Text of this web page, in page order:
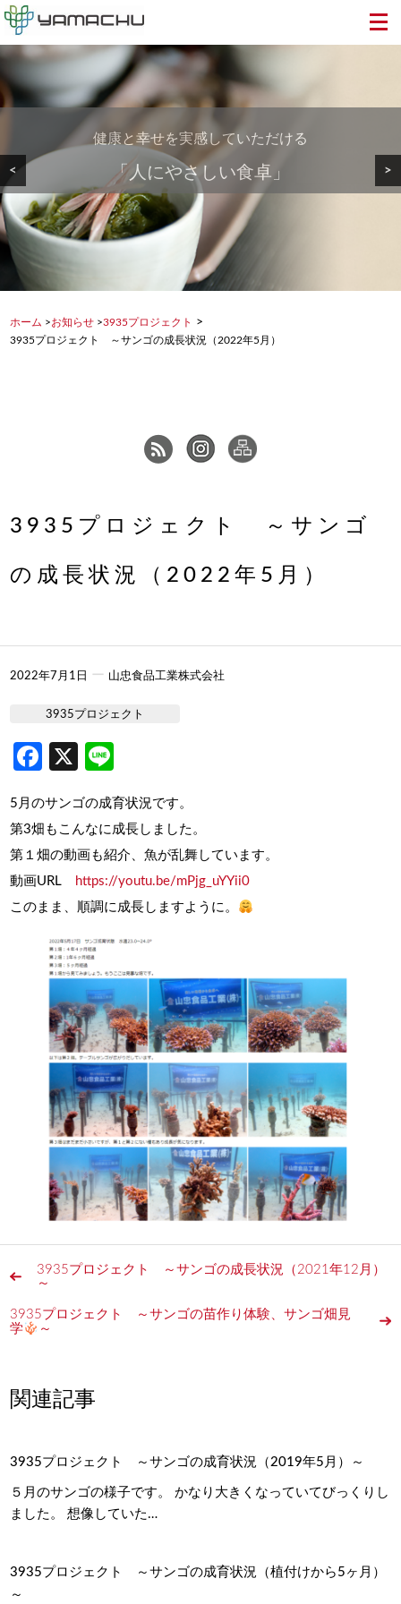
健康と幸せを実感していただける
「人にやさしい食卓」
美しい地球から食卓へ・・・
健康を支える食品を
安心・安全で美味しい
もずく・めかぶを
< >
ホーム >お知らせ >3935プロジェクト >
3935プロジェクト ～サンゴの成長状況（2022年5月）
3935プロジェクト ～サンゴ
の成長状況（2022年5月）
2022年7月1日 ー 山忠食品工業株式会社
3935プロジェクト
Facebook
X
5月のサンゴの成育状況です。
第3畑もこんなに成長しました。
第１畑の動画も紹介、魚が乱舞しています。
動画URL
https://youtu.be/mPjg_uYYii0
このまま、順調に成長しますように。
3935プロジェクト ～サンゴの成長状況（2021年12月）
～
3935プロジェクト ～サンゴの苗作り体験、サンゴ畑見
学
～
関連記事
3935プロジェクト ～サンゴの成育状況（2019年5月）～
５月のサンゴの様子です。 かなり大きくなっていてびっくりし
ました。 想像していた…
3935プロジェクト ～サンゴの成育状況（植付けから5ヶ月）
～